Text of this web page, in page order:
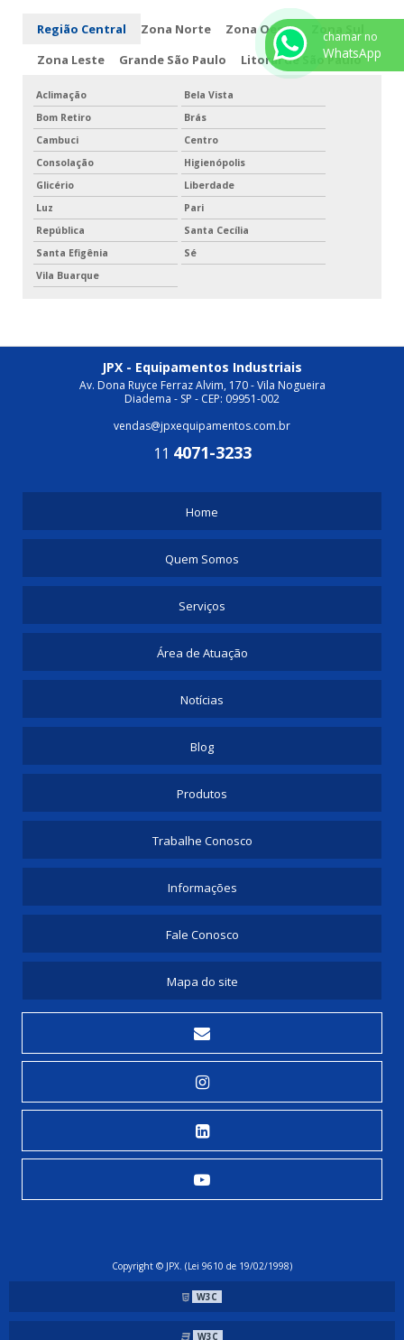
Região Central Zona Norte Zona Oeste
Zona Sul
Zona Leste
Grande São Paulo Litoral de São Paulo
Aclimação
Bela Vista
Bom Retiro
Brás
Cambuci
Centro
Consolação
Higienópolis
Glicério
Liberdade
Luz
Pari
República
Santa Cecília
Santa Efigênia
Sé
Vila Buarque
JPX - Equipamentos Industriais
Av. Dona Ruyce Ferraz Alvim, 170 - Vila Nogueira
Diadema - SP - CEP: 09951-002
vendas@jpxequipamentos.com.br
11 4071-3233
Home
Quem Somos
Serviços
Área de Atuação
Notícias
Blog
Produtos
Trabalhe Conosco
Informações
Fale Conosco
Mapa do site
Copyright © JPX. (Lei 9610 de 19/02/1998)
W3C
W3C
chamar no
WhatsApp